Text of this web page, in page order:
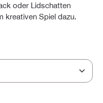
oder Lidschatten
kreativen Spiel dazu.